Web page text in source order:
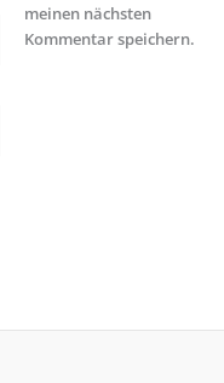
meinen nächsten
Kommentar speichern.